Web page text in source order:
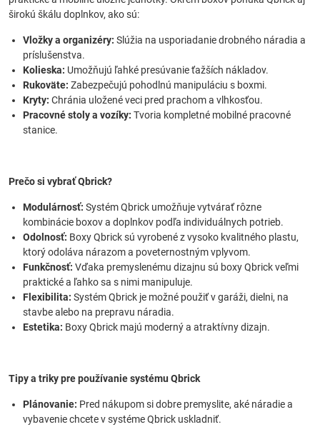
širokú škálu doplnkov, ako sú:
Vložky a organizéry: Slúžia na usporiadanie drobného náradia a
príslušenstva.
Kolieska: Umožňujú ľahké presúvanie ťažších nákladov.
Rukoväte: Zabezpečujú pohodlnú manipuláciu s boxmi.
Kryty: Chránia uložené veci pred prachom a vlhkosťou.
Pracovné stoly a vozíky: Tvoria kompletné mobilné pracovné
stanice.
Prečo si vybrať Qbrick?
Modulárnosť: Systém Qbrick umožňuje vytvárať rôzne
kombinácie boxov a doplnkov podľa individuálnych potrieb.
Odolnosť: Boxy Qbrick sú vyrobené z vysoko kvalitného plastu,
ktorý odoláva nárazom a poveternostným vplyvom.
Funkčnosť: Vďaka premyslenému dizajnu sú boxy Qbrick veľmi
praktické a ľahko sa s nimi manipuluje.
Flexibilita: Systém Qbrick je možné použiť v garáži, dielni, na
stavbe alebo na prepravu náradia.
Estetika: Boxy Qbrick majú moderný a atraktívny dizajn.
Tipy a triky pre používanie systému Qbrick
Plánovanie: Pred nákupom si dobre premyslite, aké náradie a
vybavenie chcete v systéme Qbrick uskladniť.